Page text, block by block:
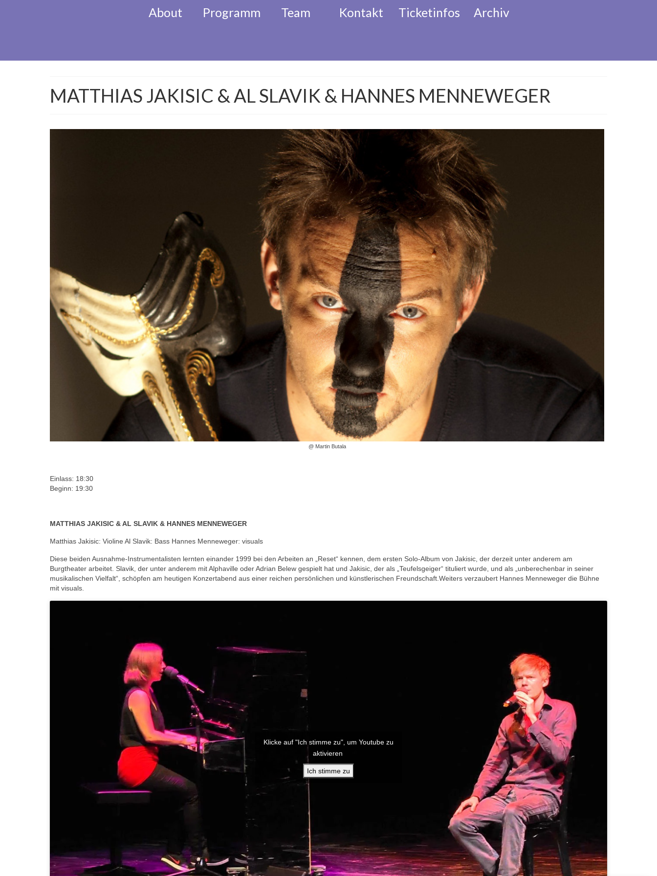
About Programm Team Kontakt Ticketinfos Archiv
MATTHIAS JAKISIC & AL SLAVIK & HANNES MENNEWEGER
@ Martin Butala
Einlass: 18:30
Beginn: 19:30
MATTHIAS JAKISIC & AL SLAVIK & HANNES MENNEWEGER
Matthias Jakisic: Violine Al Slavik: Bass Hannes Menneweger: visuals
Diese beiden Ausnahme-Instrumentalisten lernten einander 1999 bei den Arbeiten an „Reset“ kennen, dem ersten Solo-Album von Jakisic, der derzeit unter anderem am
Burgtheater arbeitet. Slavik, der unter anderem mit Alphaville oder Adrian Belew gespielt hat und Jakisic, der als „Teufelsgeiger“ tituliert wurde, und als „unberechenbar in seiner
musikalischen Vielfalt“, schöpfen am heutigen Konzertabend aus einer reichen persönlichen und künstlerischen Freundschaft.Weiters verzaubert Hannes Menneweger die Bühne
mit visuals.
Klicke auf "Ich stimme zu", um Youtube zu
aktivieren
Ich stimme zu